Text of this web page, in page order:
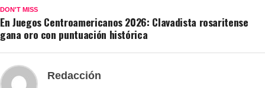
DON'T MISS
En Juegos Centroamericanos 2026: Clavadista rosaritense
gana oro con puntuación histórica
Redacción